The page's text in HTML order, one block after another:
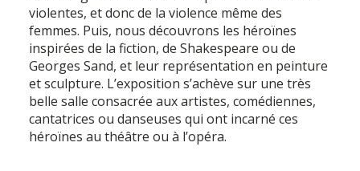
violentes, et donc de la violence même des
femmes. Puis, nous découvrons les héroïnes
inspirées de la fiction, de Shakespeare ou de
Georges Sand, et leur représentation en peinture
et sculpture. L’exposition s’achève sur une très
belle salle consacrée aux artistes, comédiennes,
cantatrices ou danseuses qui ont incarné ces
héroïnes au théâtre ou à l’opéra.